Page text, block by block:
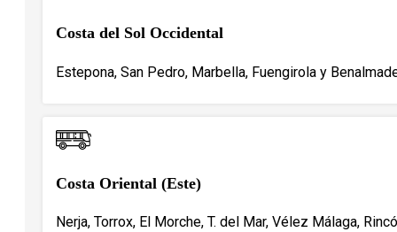
Costa del Sol Occidental
Estepona, San Pedro, Marbella, Fuengirola y
Costa Oriental (Este)
Nerja, Torrox, El Morche, T. del Mar, Vélez Málaga,